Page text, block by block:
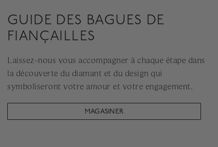
GUIDE DES BAGUES DE
FIANÇAILLES
Laissez-nous vous accompagner à chaque étape dans
la découverte du diamant et du design qui
symboliseront votre amour et votre engagement.
MAGASINER